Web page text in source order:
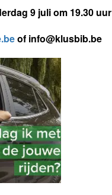
9 juli om 19.30 uur
of info@klusbib.be